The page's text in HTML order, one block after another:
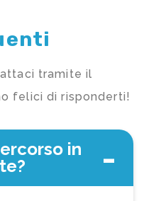
tramite il
felici di risponderti!
in